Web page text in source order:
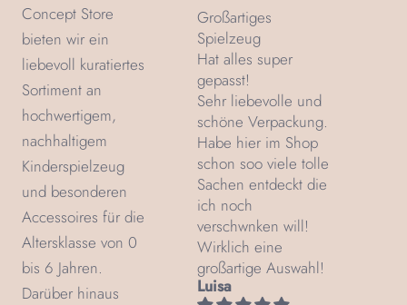
Großartiges
Spielzeug
Hat alles super
gepasst!
Sehr liebevolle und
schöne Verpackung.
Habe hier im Shop
schon soo viele tolle
Sachen entdeckt die
ich noch
verschwnken will!
Wirklich eine
großartige Auswahl!
Luisa
Concept Store
bieten wir ein
liebevoll kuratiertes
Sortiment an
hochwertigem,
nachhaltigem
Kinderspielzeug
und besonderen
Accessoires für die
Altersklasse von 0
bis 6 Jahren.
Darüber hinaus